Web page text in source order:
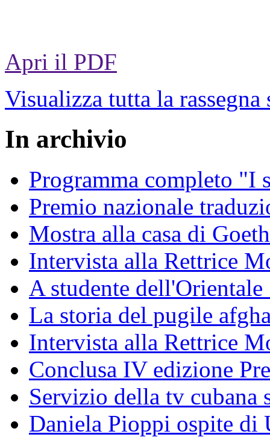
Apri il PDF
Visualizza tutta la rassegna
In archivio
Programma completo "I
Premio nazionale
Mostra alla casa di
Intervista alla Rettrice
A studente
La storia del pugile
Intervista alla Rettrice
Conclusa IV edizione
Servizio della tv
Daniela Pioppi ospite di